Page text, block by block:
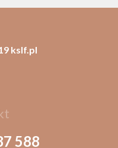
kslf.pl
588